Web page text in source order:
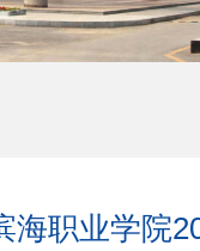
海职业学院